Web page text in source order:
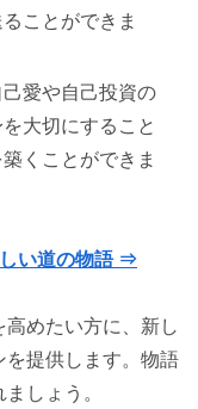
ことができま
愛や自己投資の
大切にすること
くことができま
い道の物語 ⇒
めたい方に、新し
を提供します。物語
しょう。